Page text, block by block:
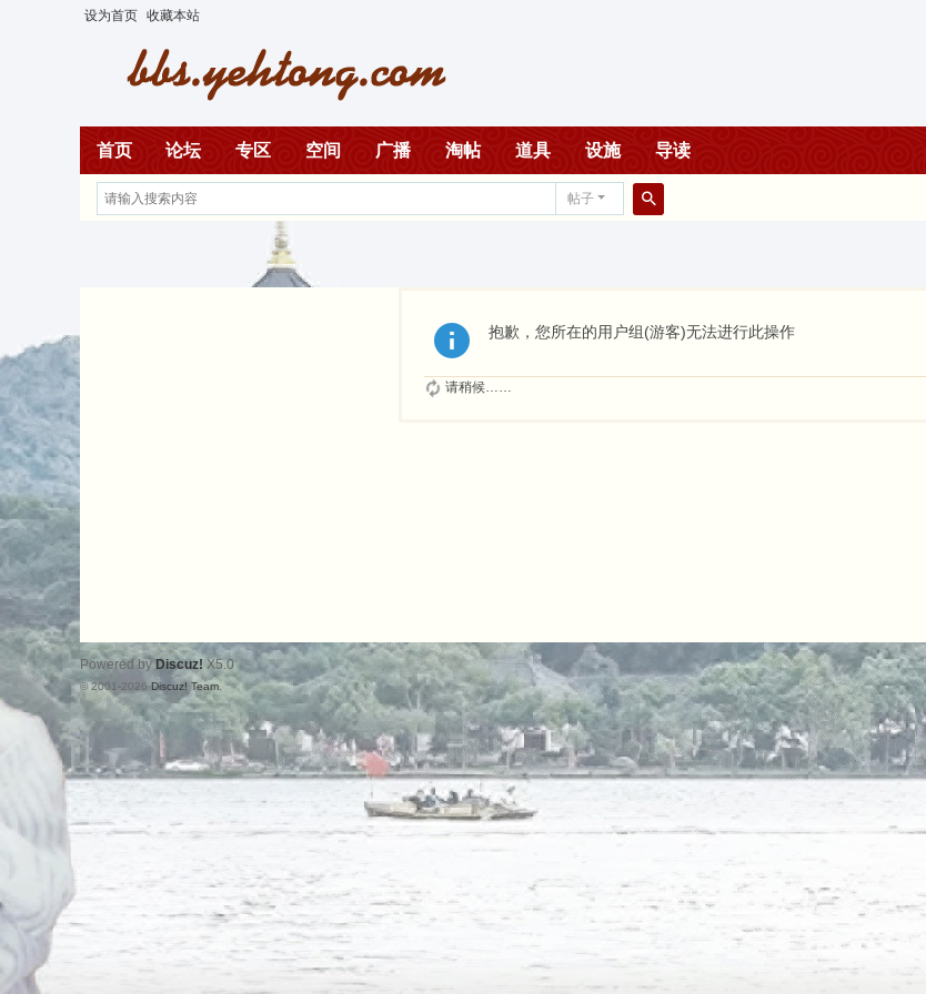
设为首页 收藏本站
首页 论坛 专区 空间 广播 淘帖 道具 设施 导读
帖子
抱歉，您所在的用户组(游客)无法进行此操作
请稍候……
Powered byDiscuz! X5.0
© 2001-2026Discuz! Team